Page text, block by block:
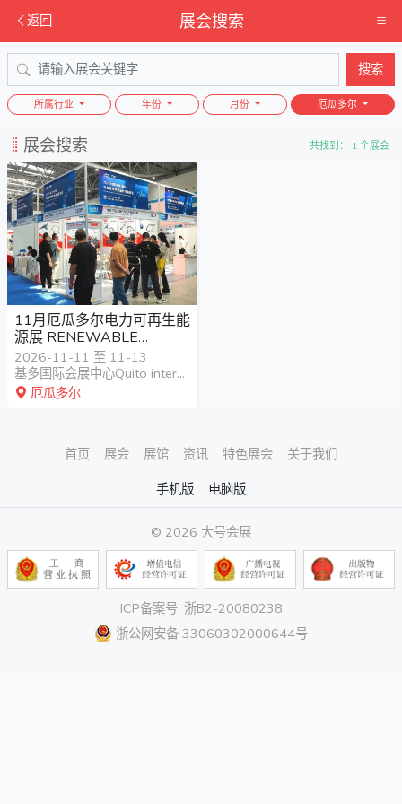
返回 展会搜索
搜索
所属行业 年份 月份 厄瓜多尔
展会搜索 共找到： 1 个展会
11月厄瓜多尔电力可再生能
源展 RENEWABLE
ENERGIES 2026
2026-11-11 至 11-13
基多国际会展中心Quito international conference & exhibition center
厄瓜多尔
首页 展会 展馆 资讯 特色展会
关于我们
手机版
电脑版
© 2026 大号会展
ICP备案号: 浙B2-20080238
浙公网安备 33060302000644号